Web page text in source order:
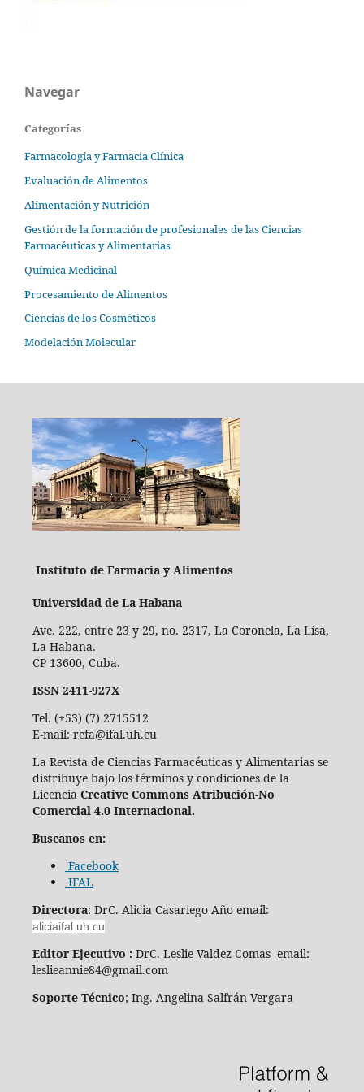
Navegar
Categorías
Farmacología y Farmacia Clínica
Evaluación de Alimentos
Alimentación y Nutrición
Gestión de la formación de profesionales de las Ciencias
Farmacéuticas y Alimentarias
Química Medicinal
Procesamiento de Alimentos
Ciencias de los Cosméticos
Modelación Molecular
Instituto de Farmacia y Alimentos
Universidad de La Habana
Ave. 222, entre 23 y 29, no. 2317, La Coronela, La Lisa,
La Habana.
CP 13600, Cuba.
ISSN 2411-927X
Tel. (+53) (7) 2715512
E-mail: rcfa@ifal.uh.cu
La Revista de Ciencias Farmacéuticas y Alimentarias se
distribuye bajo los términos y condiciones de la
Licencia Creative Commons Atribución-No
Comercial 4.0 Internacional.
Buscanos en:
Facebook
IFAL
Directora: DrC. Alicia Casariego Año email:
aliciaifal.uh.cu
Editor Ejecutivo :DrC. Leslie Valdez Comas email:
leslieannie84@gmail.com
Soporte Técnico; Ing. Angelina Salfrán Vergara